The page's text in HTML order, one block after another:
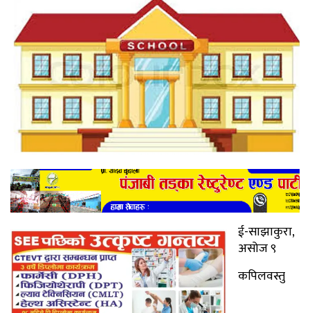
ई-साझाकुरा,
असोज ९
कपिलवस्तु